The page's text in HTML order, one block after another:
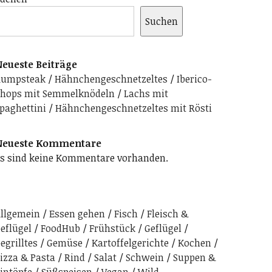
Suchen
Beiträge
Hähnchengeschnetzeltes
Iberico-
mit Semmelknödeln
Lachs mit
Hähnchengeschnetzeltes mit Rösti
Kommentare
sind keine Kommentare vorhanden.
Essen gehen Fisch
Fleisch &
FoodHub Frühstück
Geflügel
Gemüse Kartoffelgerichte
Kochen
& Pasta
Rind Salat Schwein
Suppen &